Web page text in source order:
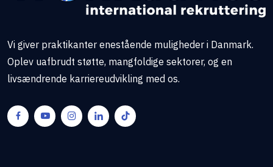
Vi giver praktikanter enestående muligheder i Danmark.
Oplev uafbrudt støtte, mangfoldige sektorer, og en
livsændrende karriereudvikling med os.